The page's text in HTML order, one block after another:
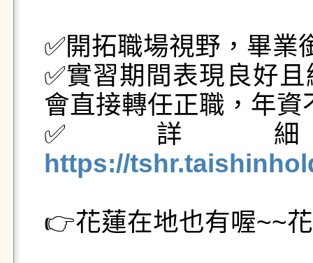
✅開拓職場視野，畢業
✅實習期間表現良好
會直接轉任正職，年資
✅詳
https://
👉️花蓮在地也有喔~~